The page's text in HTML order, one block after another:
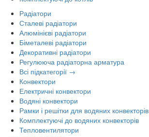
Радіатори
Сталеві радіатори
Алюмінієві радіатори
Біметалеві радіатори
Декоративні радіатори
Регулююча радіаторна арматура
Всі підкатегорії →
Конвектори
Електричні конвектори
Водяні конвектори
Рамки і решітки для водяних конвекторів
Комплектуючі до водяних конвекторів
Тепловентилятори